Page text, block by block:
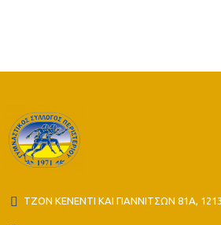
ΤΖΟΝ ΚΕΝΕΝΤΙ ΚΑΙ ΓΙΑΝΝΙΤΣΩΝ 81Α,